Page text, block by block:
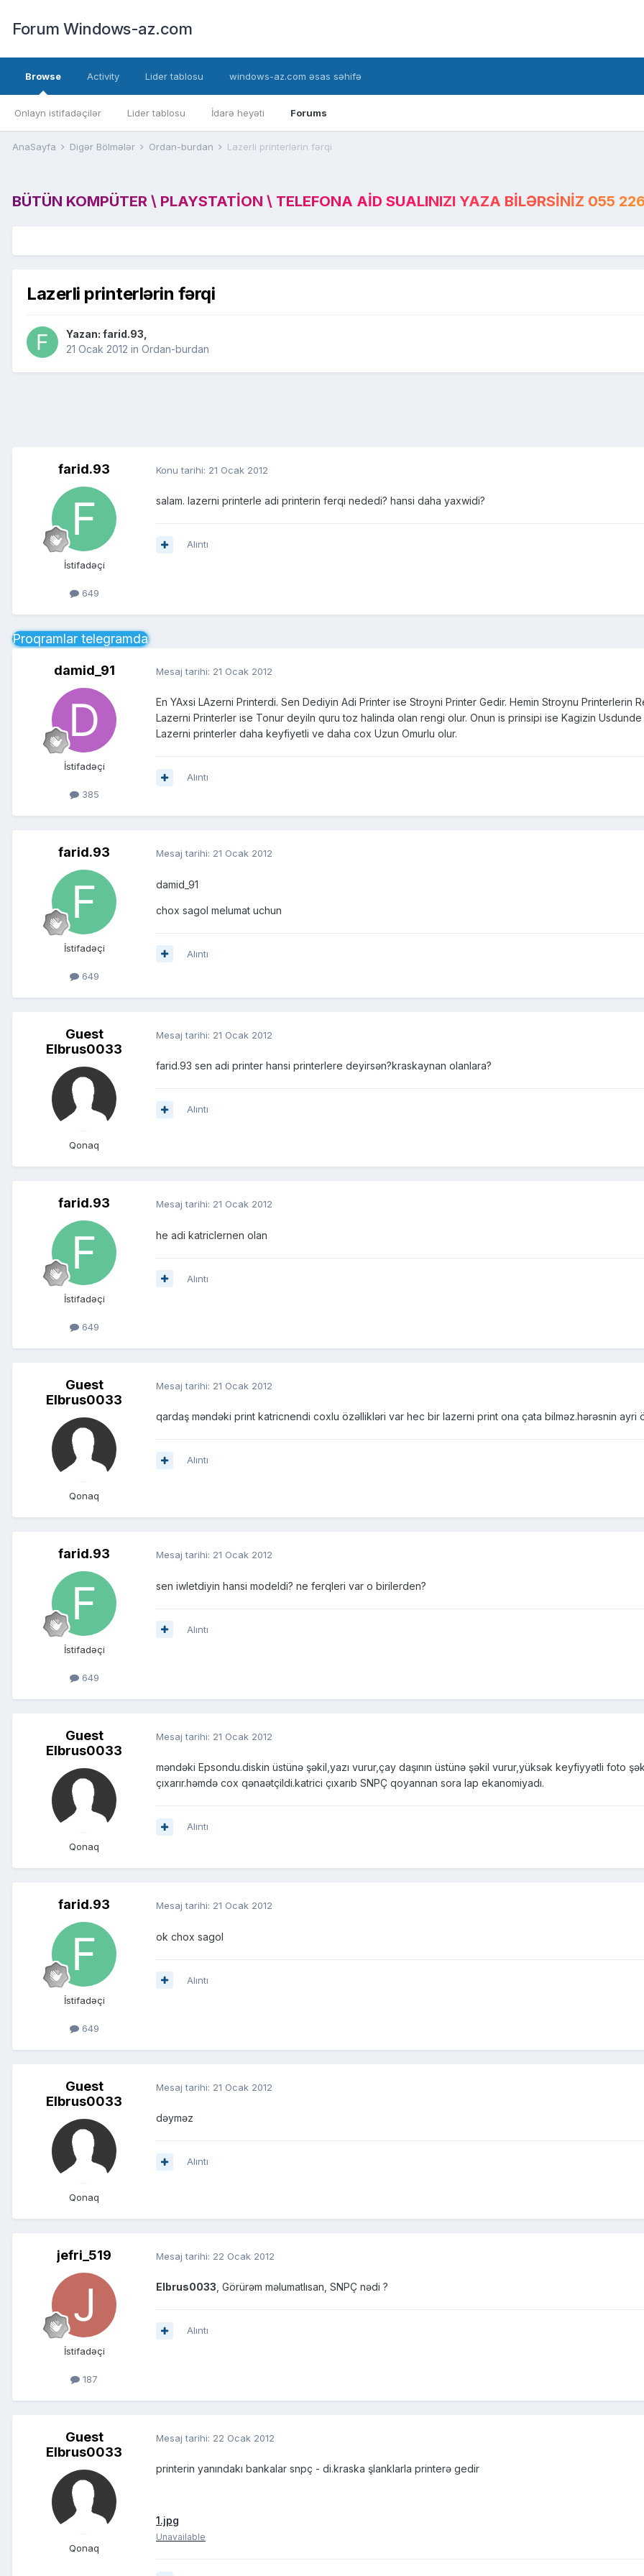
Forum Windows-az.com
Browse
Onlayn istifadəçilər Lider tablosu İdarə heyəti Forums
Activity Lider tablosu windows-az.com əsas səhifə
AnaSayfa Digər Bölmələr Ordan-burdan Lazerli printerlərin fərqi
BÜTÜN KOMPÜTER \ PLAYSTATION \ TELEFONA AID SUALINIZI YAZA BILƏRSINIZ 055
Lazerli printerlərin fərqi
Yazan: farid.93
21 Ocak 2012 in Ordan-burdan
farid.93
İstifadəçi
649
Konu tarihi: 21 Ocak 2012
salam. lazerni printerle adi printerin ferqi nededi? hansi daha yaxwidi?
Alıntı
Proqramlar telegramda
damid_91
İstifadəçi
385
Mesaj tarihi: 21 Ocak 2012
En YAxsi LAzerni Printerdi. Sen Dediyin Adi Printer ise Stroyni Printer Gedir. Hemin Stroynu
Lazerni Printerler ise Tonur deyiln quru toz halinda olan rengi olur. Onun is prinsipi ise Kagizin
Lazerni printerler daha keyfiyetli ve daha cox Uzun Omurlu olur.
Alıntı
farid.93
İstifadəçi
649
Mesaj tarihi: 21 Ocak 2012
damid_91
chox sagol melumat uchun
Alıntı
Guest
Elbrus0033
Qonaq
Mesaj tarihi: 21 Ocak 2012
farid.93 sen adi printer hansi printerlere deyirsən?kraskaynan olanlara?
Alıntı
farid.93
İstifadəçi
649
Mesaj tarihi: 21 Ocak 2012
he adi katriclernen olan
Alıntı
Guest
Elbrus0033
Qonaq
Mesaj tarihi: 21 Ocak 2012
qardaş məndəki print katricnendi coxlu özəllikləri var hec bir lazerni print ona çata bilməz.hərəsnin ayri
Alıntı
farid.93
İstifadəçi
649
Mesaj tarihi: 21 Ocak 2012
sen iwletdiyin hansi modeldi? ne ferqleri var o birilerden?
Alıntı
Guest
Elbrus0033
Qonaq
Mesaj tarihi: 21 Ocak 2012
məndəki Epsondu.diskin üstünə şəkil,yazı vurur,çay daşının üstünə şəkil vurur,yüksək keyfiyyətli foto
çıxarır.həmdə cox qənaətçildi.katrici çıxarıb SNPÇ qoyannan sora lap ekanomiyadı.
Alıntı
farid.93
İstifadəçi
649
Mesaj tarihi: 21 Ocak 2012
ok chox sagol
Alıntı
Guest
Elbrus0033
Qonaq
Mesaj tarihi: 21 Ocak 2012
dəyməz
Alıntı
jefri_519
İstifadəçi
187
Mesaj tarihi: 22 Ocak 2012
Elbrus0033 , Görürəm məlumatlısan, SNPÇ nədi ?
Alıntı
Guest
Elbrus0033
Qonaq
Mesaj tarihi: 22 Ocak 2012
printerin yanındakı bankalar snpç - di.kraska şlanklarla printerə gedir
1.jpg
Unavailable